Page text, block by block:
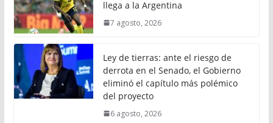
llega a la Argentina
7 agosto, 2026
Ley de tierras: ante el riesgo de
derrota en el Senado, el Gobierno
eliminó el capítulo más polémico
del proyecto
6 agosto, 2026